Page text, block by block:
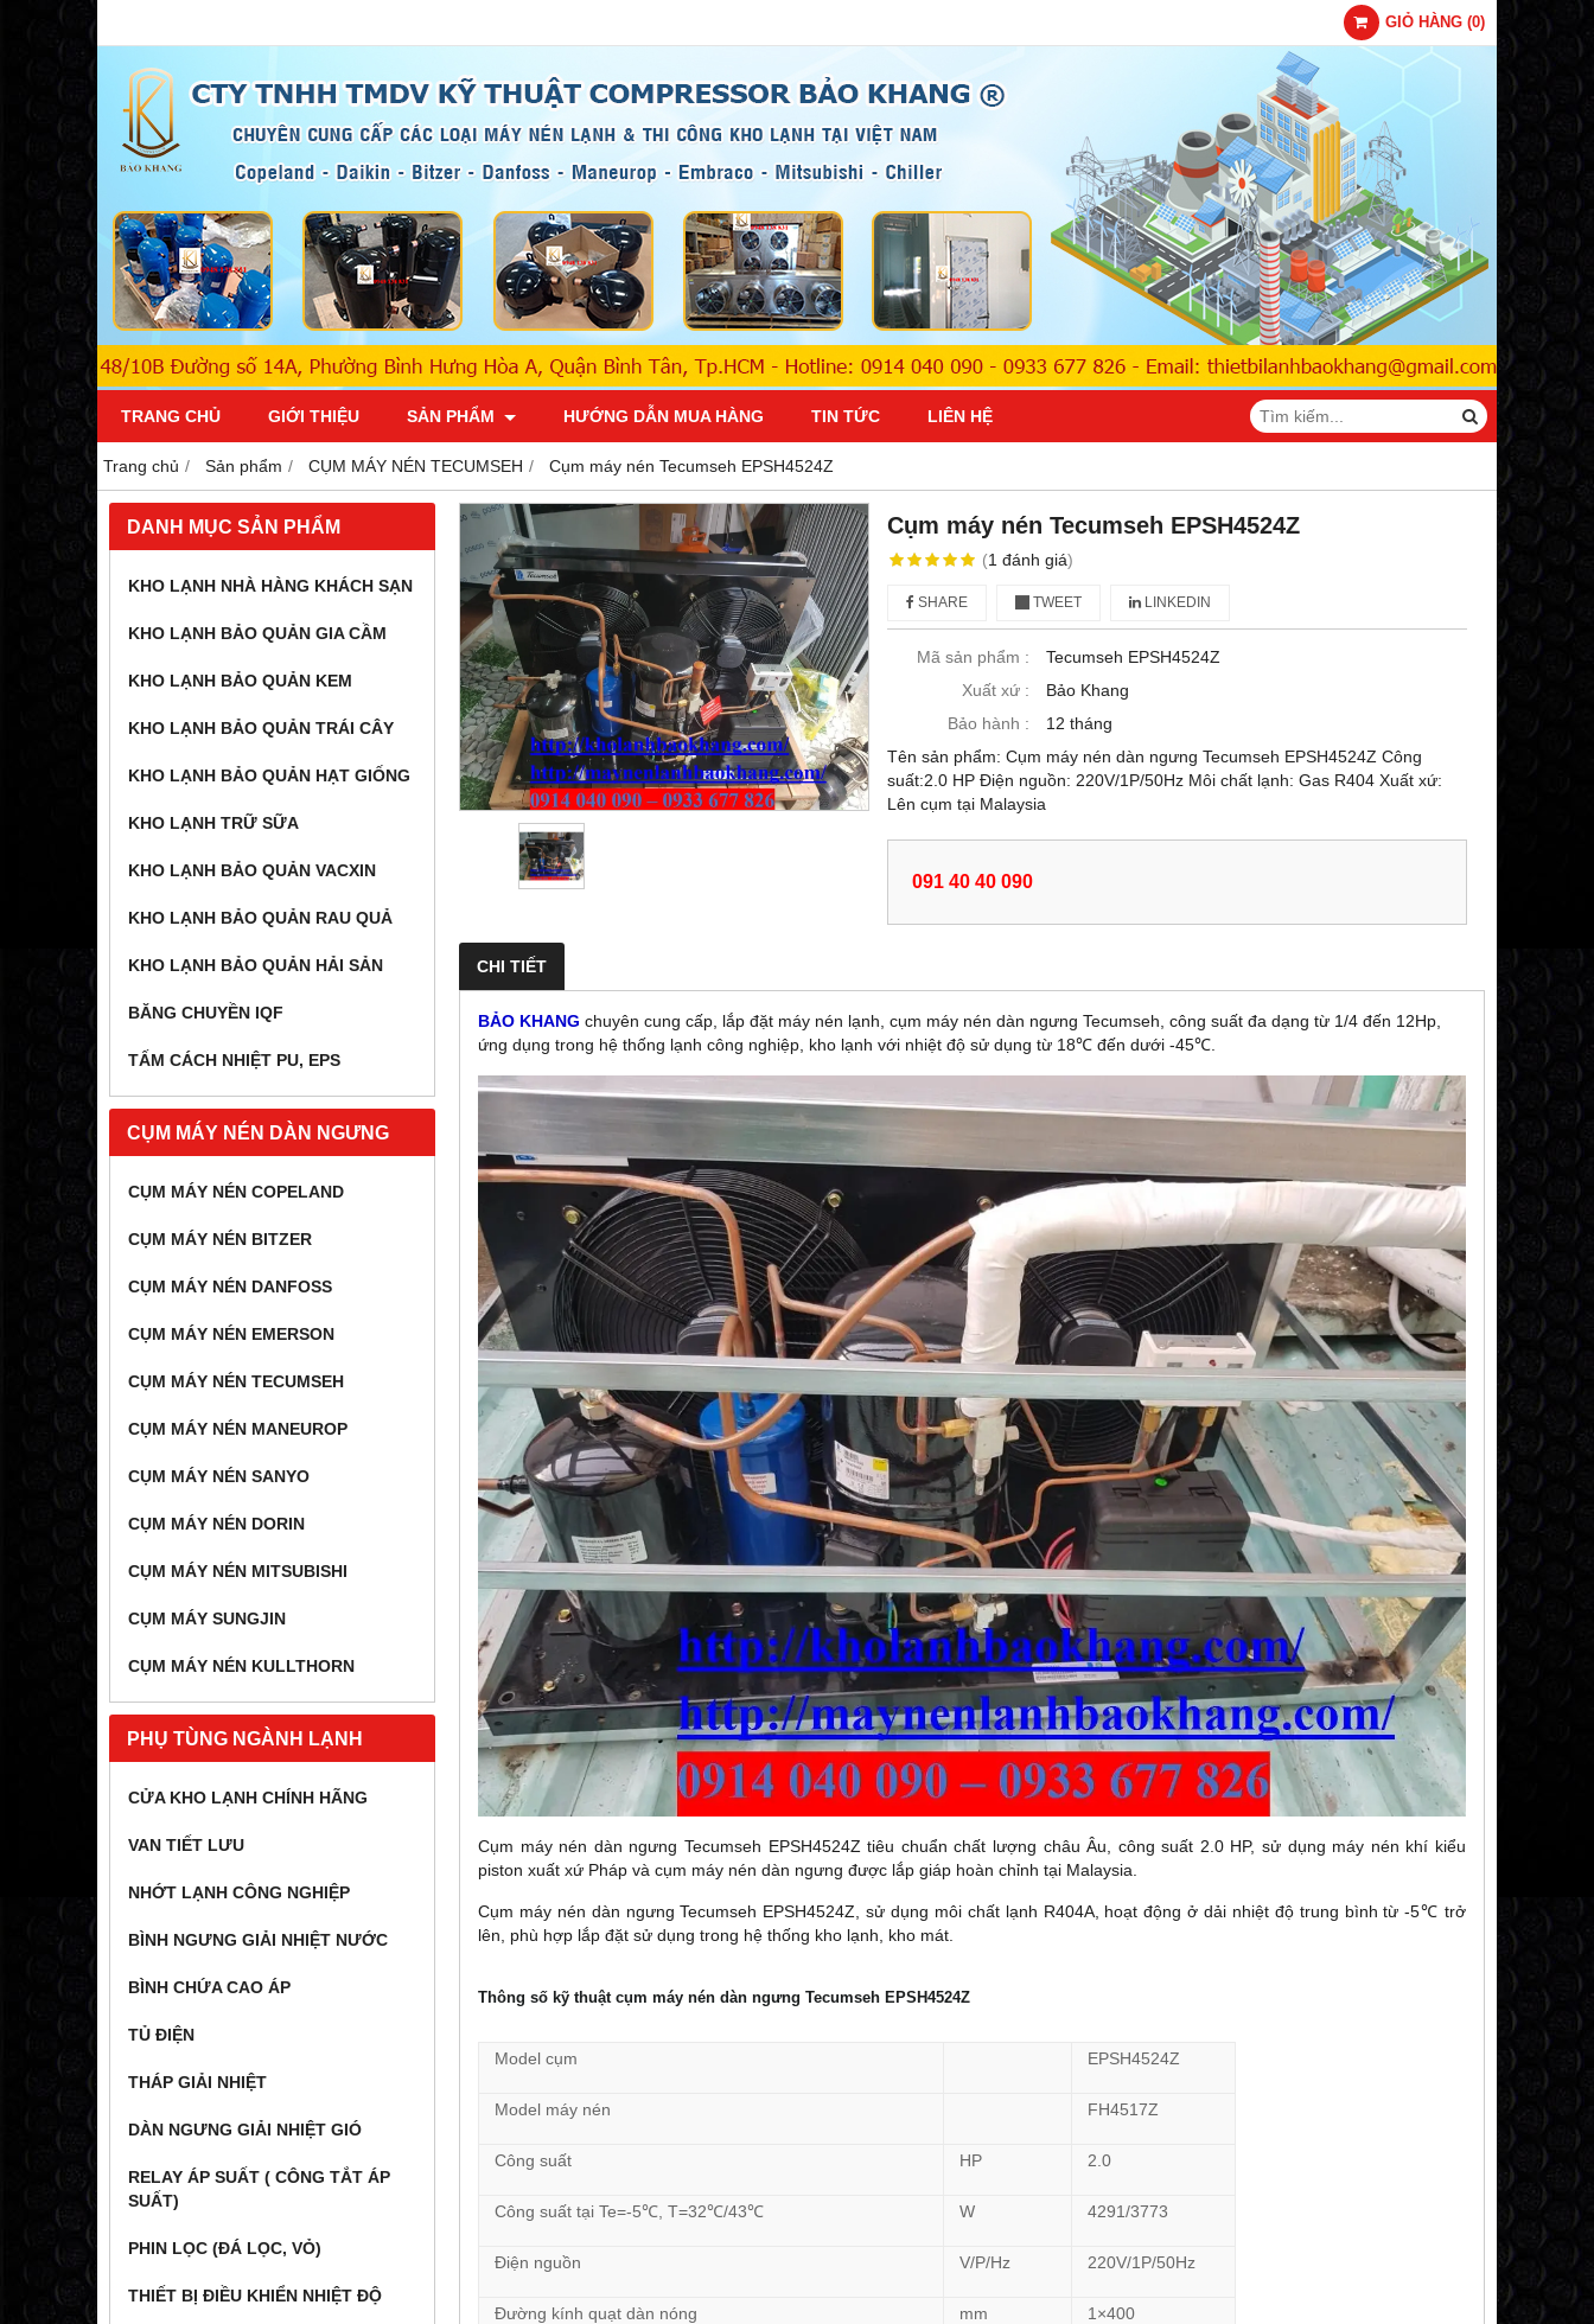
GIỎ HÀNG (0)
TRANG CHỦ GIỚI THIỆU SẢN PHẨM HƯỚNG DẪN MUA HÀNG TIN TỨC LIÊN HỆ
Trang chủ Sản phẩm CỤM MÁY NÉN TECUMSEH Cụm máy nén Tecumseh EPSH4524Z
DANH MỤC SẢN PHẨM
KHO LẠNH NHÀ HÀNG KHÁCH SẠN
KHO LẠNH BẢO QUẢN GIA CẦM
KHO LẠNH BẢO QUẢN KEM
KHO LẠNH BẢO QUẢN TRÁI CÂY
KHO LẠNH BẢO QUẢN HẠT GIỐNG
KHO LẠNH TRỮ SỮA
KHO LẠNH BẢO QUẢN VACXIN
KHO LẠNH BẢO QUẢN RAU QUẢ
KHO LẠNH BẢO QUẢN HẢI SẢN
BĂNG CHUYỀN IQF
TẤM CÁCH NHIỆT PU, EPS
CỤM MÁY NÉN DÀN NGƯNG
CỤM MÁY NÉN COPELAND
CỤM MÁY NÉN BITZER
CỤM MÁY NÉN DANFOSS
CỤM MÁY NÉN EMERSON
CỤM MÁY NÉN TECUMSEH
CỤM MÁY NÉN MANEUROP
CỤM MÁY NÉN SANYO
CỤM MÁY NÉN DORIN
CỤM MÁY NÉN MITSUBISHI
CỤM MÁY SUNGJIN
CỤM MÁY NÉN KULLTHORN
PHỤ TÙNG NGÀNH LẠNH
CỬA KHO LẠNH CHÍNH HÃNG
VAN TIẾT LƯU
NHỚT LẠNH CÔNG NGHIỆP
BÌNH NGƯNG GIẢI NHIỆT NƯỚC
BÌNH CHỨA CAO ÁP
TỦ ĐIỆN
THÁP GIẢI NHIỆT
DÀN NGƯNG GIẢI NHIỆT GIÓ
RELAY ÁP SUẤT ( CÔNG TẮT ÁP
SUẤT)
PHIN LỌC (ĐÁ LỌC, VỎ)
THIẾT BỊ ĐIỀU KHIỂN NHIỆT ĐỘ
Cụm máy nén Tecumseh EPSH4524Z
(1 đánh giá)
SHARE TWEET LINKEDIN
Mã sản phẩm :
Tecumseh EPSH4524Z
Xuất xứ :
Bảo Khang
Bảo hành :
12 tháng
Tên sản phẩm: Cụm máy nén dàn ngưng Tecumseh EPSH4524Z Công
suất:2.0 HP Điện nguồn: 220V/1P/50Hz Môi chất lạnh: Gas R404 Xuất xứ:
Lên cụm tại Malaysia
091 40 40 090
CHI TIẾT
BẢO KHANG chuyên cung cấp, lắp đặt máy nén lạnh, cụm máy nén dàn ngưng Tecumseh, công suất đa dạng từ 1/4 đến 12Hp,
ứng dụng trong hệ thống lạnh công nghiệp, kho lạnh với nhiệt độ sử dụng từ 18℃ đến dưới -45℃.
Cụm máy nén dàn ngưng Tecumseh EPSH4524Z tiêu chuẩn chất lượng châu Âu, công suất 2.0 HP, sử dụng máy nén khí kiểu
piston xuất xứ Pháp và cụm máy nén dàn ngưng được lắp giáp hoàn chỉnh tại Malaysia.
Cụm máy nén dàn ngưng Tecumseh EPSH4524Z, sử dụng môi chất lạnh R404A, hoạt động ở dải nhiệt độ trung bình từ -5℃ trở
lên, phù hợp lắp đặt sử dụng trong hệ thống kho lạnh, kho mát.
Thông số kỹ thuật cụm máy nén dàn ngưng Tecumseh EPSH4524Z
Model cụm EPSH4524Z
Model máy nén FH4517Z
Công suất HP 2.0
Công suất tại Te=-5℃, T=32℃/43℃ W 4291/3773
Điện nguồn V/P/Hz 220V/1P/50Hz
Đường kính quạt dàn nóng mm 1×400